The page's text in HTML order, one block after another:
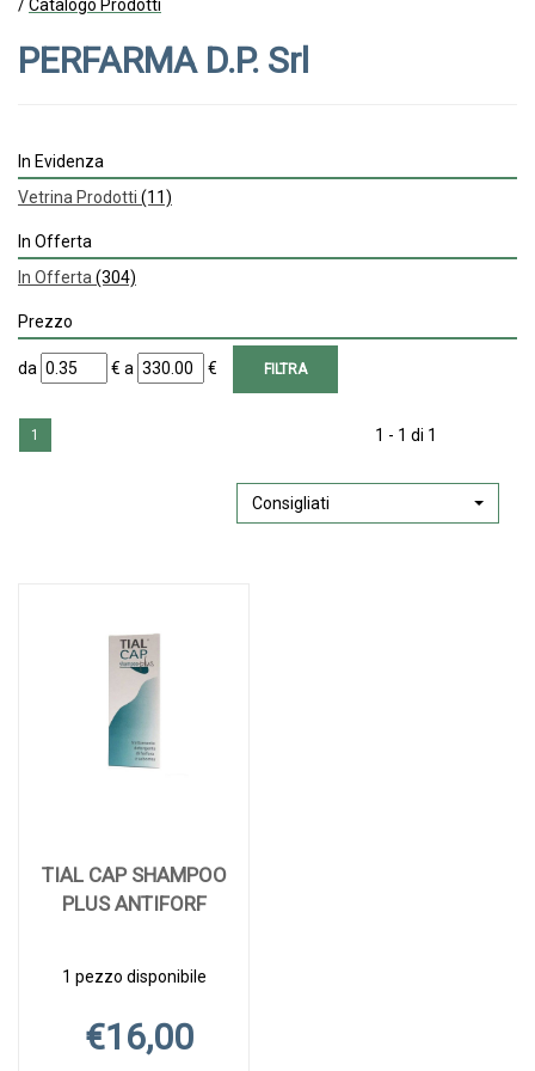
/Catalogo Prodotti
PERFARMA D.P. Srl
In Evidenza
Vetrina Prodotti (11)
In Offerta
In Offerta (304)
Prezzo
filtra
da
da €
filtra
a
a €
1 1 - 1 di 1
Consigliati
TIAL CAP SHAMPOO
PLUS ANTIFORF
1 pezzo disponibile
€16,00